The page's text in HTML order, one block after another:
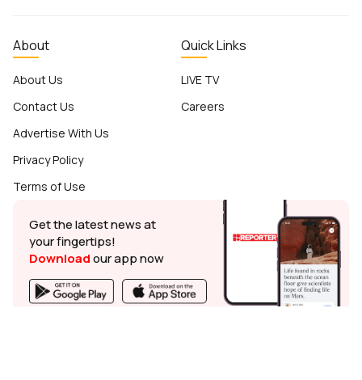
About
About Us
Contact Us
Advertise With Us
Privacy Policy
Terms of Use
Quick Links
LIVE TV
Careers
Get the latest news at
your fingertips!
Downloadour app now